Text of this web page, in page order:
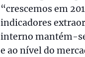
“crescemos em
indicadores
interno mantém-
e ao nível do